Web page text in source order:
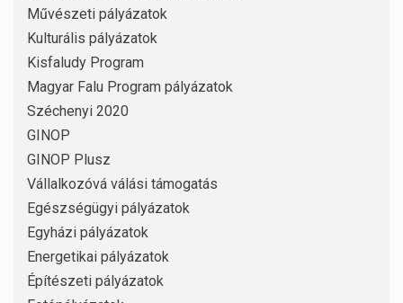
Művészeti pályázatok
Kulturális pályázatok
Kisfaludy Program
Magyar Falu Program pályázatok
Széchenyi 2020
GINOP
GINOP Plusz
Vállalkozóvá válási támogatás
Egészségügyi pályázatok
Egyházi pályázatok
Energetikai pályázatok
Építészeti pályázatok